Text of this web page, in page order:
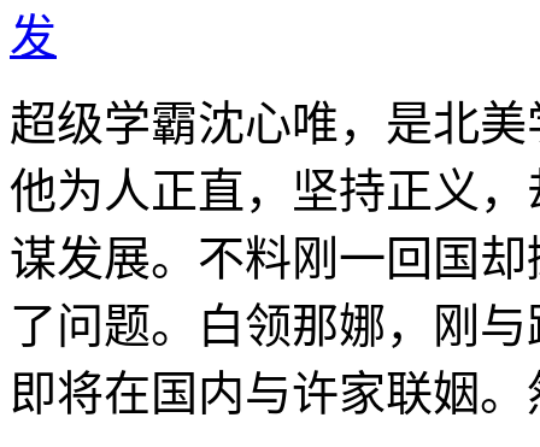
发
超级学霸沈心唯，是北
他为人正直，坚持正义
谋发展。不料刚一回国
了问题。白领那娜，刚
即将在国内与许家联姻